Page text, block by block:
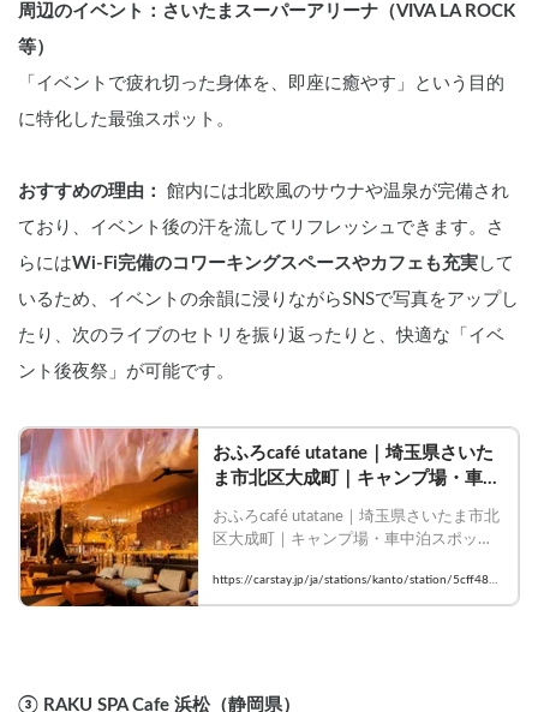
周辺のイベント：さいたまスーパーアリーナ（VIVA LA ROCK
等）
「イベントで疲れ切った身体を、即座に癒やす」という目的
に特化した最強スポット。
おすすめの理由：
館内には北欧風のサウナや温泉が完備され
ており、イベント後の汗を流してリフレッシュできます。さ
らにはWi-Fi完備のコワーキングスペースやカフェも充実 して
いるため、イベントの余韻に浸りながらSNSで写真をアップし
たり、次のライブのセトリを振り返ったりと、快適な「イベ
ント後夜祭」が可能です。
おふろcafé utatane｜埼玉県さいた
ま市北区大成町｜キャンプ場・車中
はCarstay
おふろcafé utatane｜埼玉県さいたま市北
区大成町｜キャンプ場・車中泊スポット
https://carstay.jp/ja/stations/kanto/station/5cff4813
839680041631c452/
③ RAKU SPA Cafe 浜松（静岡県）